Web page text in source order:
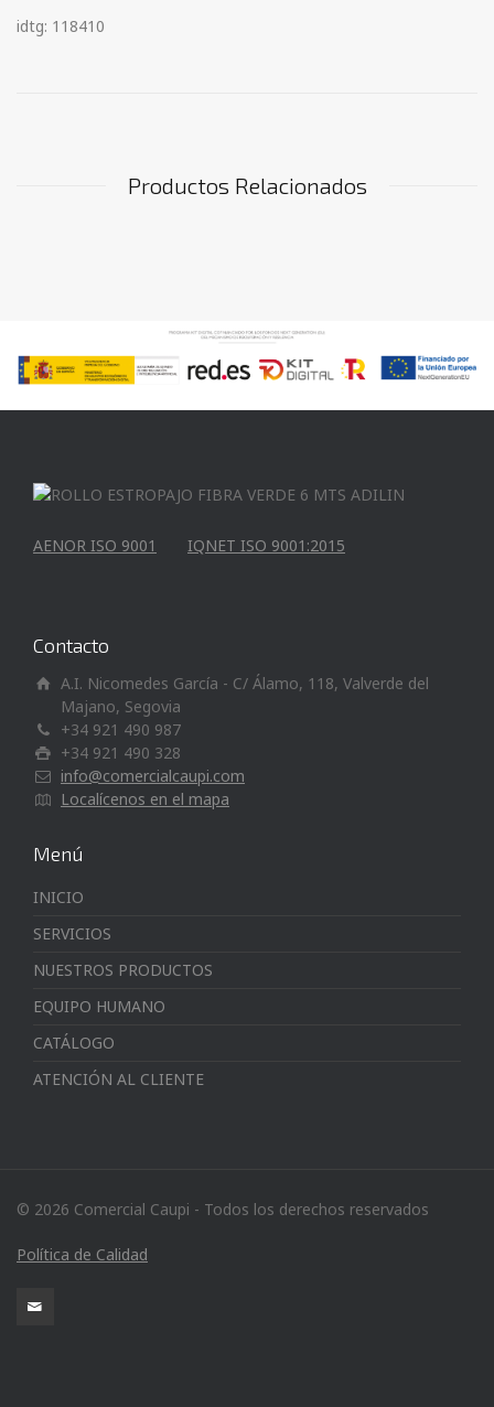
idtg: 118410
Productos Relacionados
AENOR ISO 9001 IQNET ISO 9001:2015
Contacto
A.I. Nicomedes García - C/ Álamo, 118, Valverde del
Majano, Segovia
+34 921 490 987
+34 921 490 328
info@comercialcaupi.com
Localícenos en el mapa
Menú
INICIO
SERVICIOS
NUESTROS PRODUCTOS
EQUIPO HUMANO
CATÁLOGO
ATENCIÓN AL CLIENTE
© 2026 Comercial Caupi - Todos los derechos reservados
Política de Calidad